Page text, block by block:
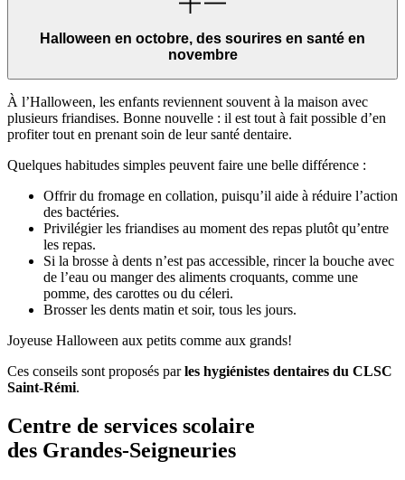
Halloween en octobre, des sourires en santé en
novembre
À l’Halloween, les enfants reviennent souvent à la maison avec
plusieurs friandises. Bonne nouvelle : il est tout à fait possible d’en
profiter tout en prenant soin de leur santé dentaire.
Quelques habitudes simples peuvent faire une belle différence :
Offrir du fromage en collation, puisqu’il aide à réduire l’action
des bactéries.
Privilégier les friandises au moment des repas plutôt qu’entre
les repas.
Si la brosse à dents n’est pas accessible, rincer la bouche avec
de l’eau ou manger des aliments croquants, comme une
pomme, des carottes ou du céleri.
Brosser les dents matin et soir, tous les jours.
Joyeuse Halloween aux petits comme aux grands!
Ces conseils sont proposés parles hygiénistes dentaires du CLSC
Saint-Rémi.
Centre de services scolaire
des Grandes‑Seigneuries